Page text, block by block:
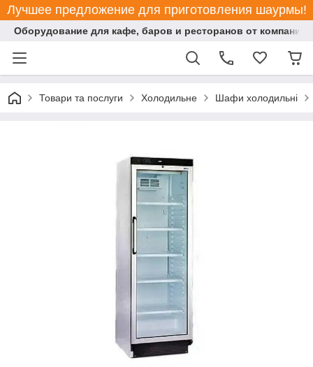
Лучшее предложение для приготовления шаурмы!
Оборудование для кафе, баров и ресторанов от компании
Товари та послуги Холодильне Шафи холодильні